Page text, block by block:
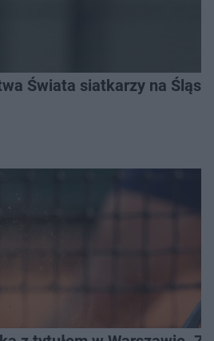
Świata siatkarzy na